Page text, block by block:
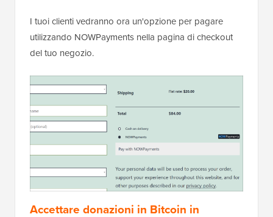
I tuoi clienti vedranno ora un'opzione per pagare
utilizzando NOWPayments nella pagina di checkout
del tuo negozio.
Accettare donazioni in Bitcoin in